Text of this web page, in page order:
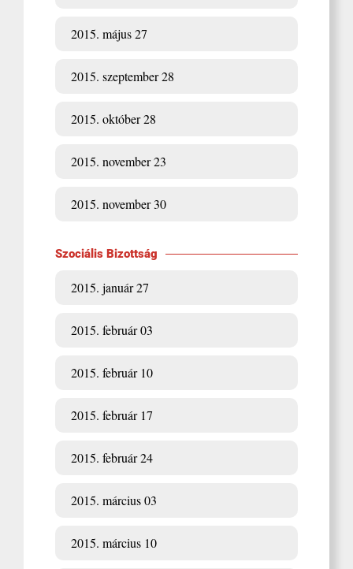
2015. május 27
2015. szeptember 28
2015. október 28
2015. november 23
2015. november 30
Szociális Bizottság
2015. január 27
2015. február 03
2015. február 10
2015. február 17
2015. február 24
2015. március 03
2015. március 10